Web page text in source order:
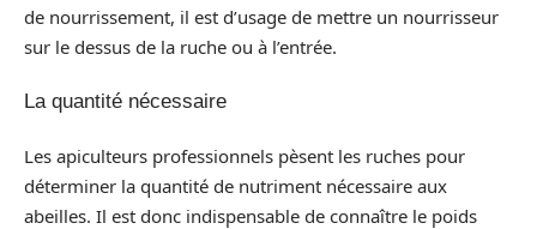
de nourrissement, il est d’usage de mettre un nourrisseur
sur le dessus de la ruche ou à l’entrée.
La quantité nécessaire
Les apiculteurs professionnels pèsent les ruches pour
déterminer la quantité de nutriment nécessaire aux
abeilles. Il est donc indispensable de connaître le poids